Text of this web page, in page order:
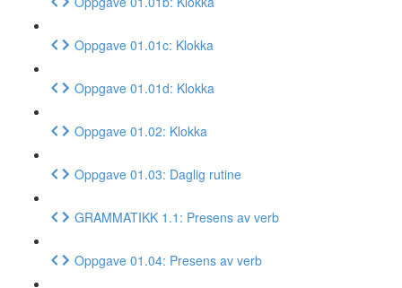
Oppgave 01.01c: Klokka
Oppgave 01.01d: Klokka
Oppgave 01.02: Klokka
Oppgave 01.03: Daglig rutine
GRAMMATIKK 1.1: Presens av verb
Oppgave 01.04: Presens av verb